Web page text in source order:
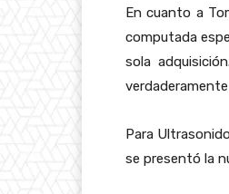
En cuanto a
computada
sola
Para
se presentó la